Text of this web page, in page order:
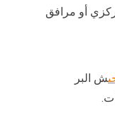
أو مرافق
ش البر